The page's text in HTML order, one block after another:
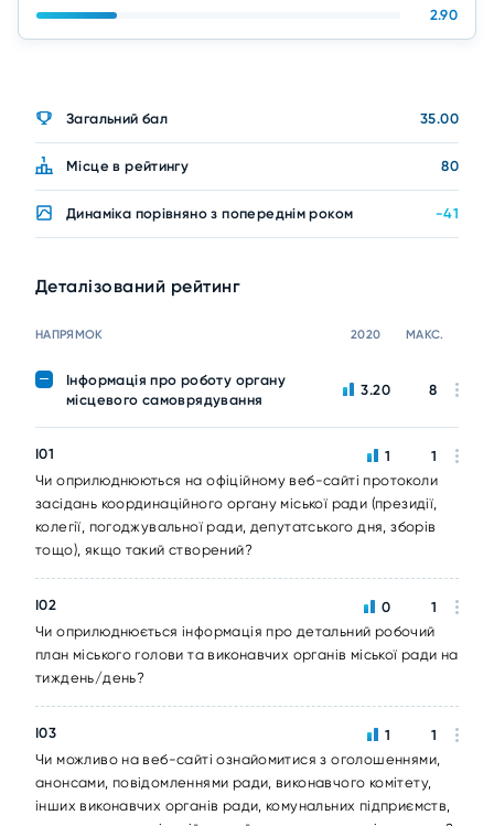
2.90
Загальний бал 35.00
Місце в рейтингу 80
Динаміка порівняно з попереднім роком -41
Деталізований рейтинг
НАПРЯМОК 2020 МАКС.
Інформація про роботу органу
місцевого самоврядування
3.20 8
I01
Чи оприлюднюються на офіційному веб-сайті протоколи
засідань координаційного органу міської ради (президії,
колегії, погоджувальної ради, депутатського дня, зборів
тощо), якщо такий створений?
1 1
I02
Чи оприлюднюється інформація про детальний робочий
план міського голови та виконавчих органів міської ради на
тиждень/день?
0 1
I03
Чи можливо на веб-сайті ознайомитися з оголошеннями,
анонсами, повідомленнями ради, виконавчого комітету,
інших виконавчих органів ради, комунальних підприємств,
1 1